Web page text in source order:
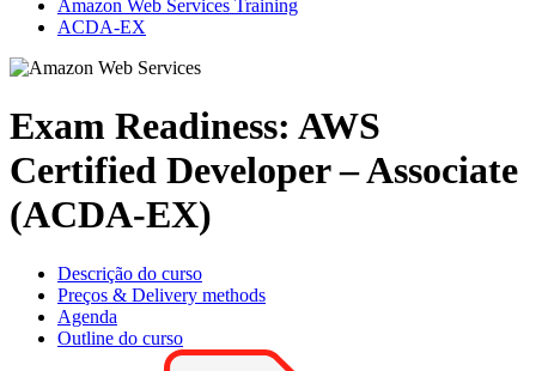
Amazon Web Services Training
ACDA-EX
Exam Readiness: AWS
Certified Developer – Associate
(ACDA-EX)
Descrição do curso
Preços & Delivery methods
Agenda
Outline do curso